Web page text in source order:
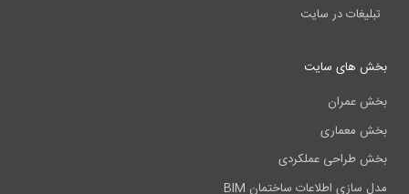
تبلیغات در سایت
بخش های سایت
بخش عمران
بخش معماری
بخش طراحی عملکردی
مدل سازی اطلاعات ساختمان BIM